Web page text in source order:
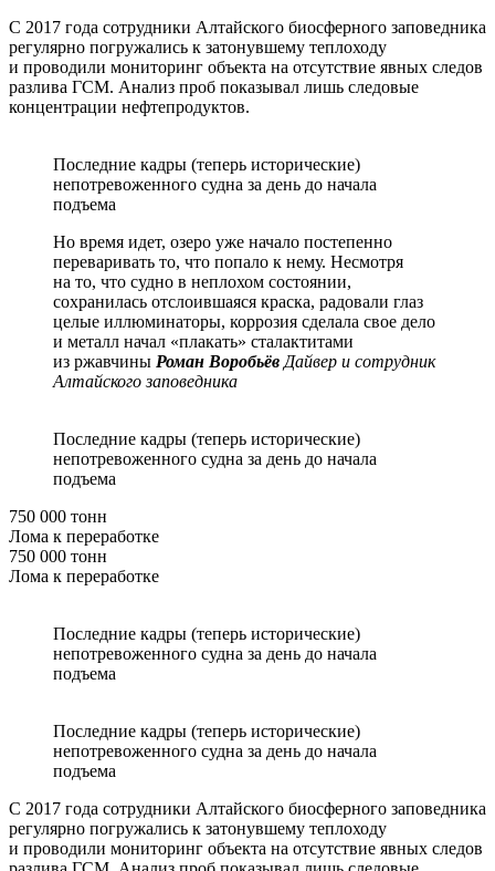
С 2017 года сотрудники Алтайского биосферного заповедника
регулярно погружались к затонувшему теплоходу
и проводили мониторинг объекта на отсутствие явных следов
разлива ГСМ. Анализ проб показывал лишь следовые
концентрации нефтепродуктов.
Последние кадры (теперь исторические)
непотревоженного судна за день до начала
подъема
Но время идет, озеро уже начало постепенно
переваривать то, что попало к нему. Несмотря
на то, что судно в неплохом состоянии,
сохранилась отслоившаяся краска, радовали глаз
целые иллюминаторы, коррозия сделала свое дело
и металл начал «плакать» сталактитами
из ржавчины Роман Воробьёв Дайвер и сотрудник
Алтайского заповедника
Последние кадры (теперь исторические)
непотревоженного судна за день до начала
подъема
750 000 тонн
Лома к переработке
750 000 тонн
Лома к переработке
Последние кадры (теперь исторические)
непотревоженного судна за день до начала
подъема
Последние кадры (теперь исторические)
непотревоженного судна за день до начала
подъема
С 2017 года сотрудники Алтайского биосферного заповедника
регулярно погружались к затонувшему теплоходу
и проводили мониторинг объекта на отсутствие явных следов